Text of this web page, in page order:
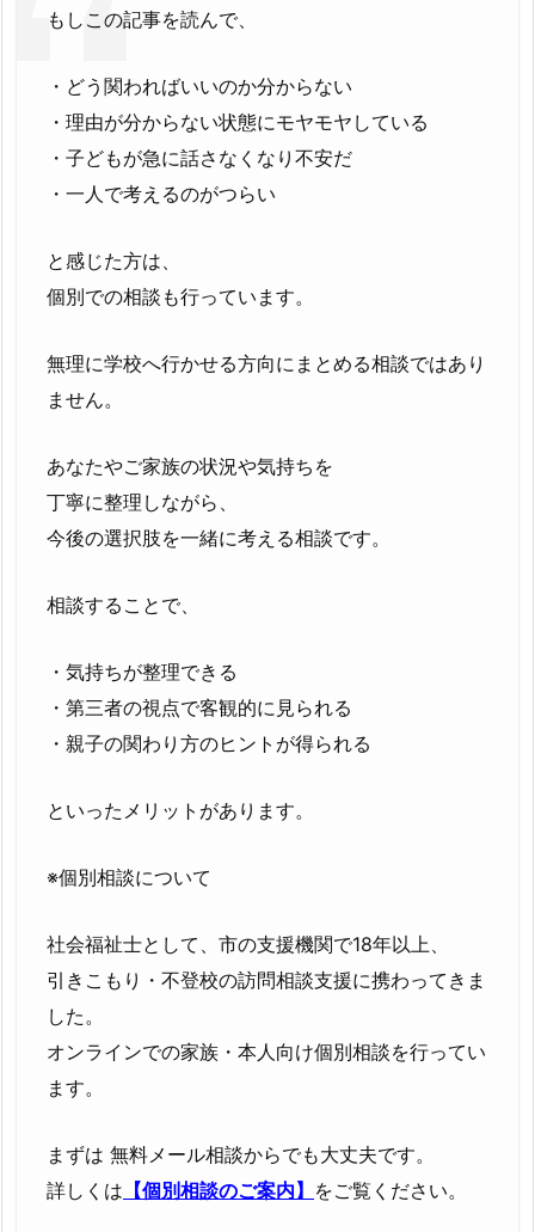
もしこの記事を読んで、
・どう関わればいいのか分からない
・理由が分からない状態にモヤモヤしている
・子どもが急に話さなくなり不安だ
・一人で考えるのがつらい
と感じた方は、
個別での相談も行っています。
無理に学校へ行かせる方向にまとめる相談ではあり
ません。
あなたやご家族の状況や気持ちを
丁寧に整理しながら、
今後の選択肢を一緒に考える相談です。
相談することで、
・気持ちが整理できる
・第三者の視点で客観的に見られる
・親子の関わり方のヒントが得られる
といったメリットがあります。
※個別相談について
社会福祉士として、市の支援機関で18年以上、
引きこもり・不登校の訪問相談支援に携わってきま
した。
オンラインでの家族・本人向け個別相談を行ってい
ます。
まずは 無料メール相談からでも大丈夫です。
詳しくは 【個別相談のご案内】 をご覧ください。